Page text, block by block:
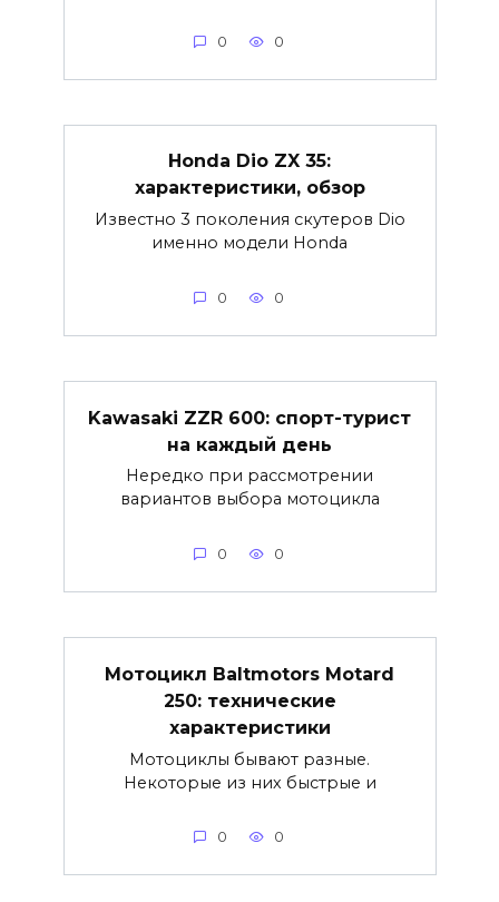
0 0
Honda Dio ZX 35:
характеристики, обзор
Известно 3 поколения скутеров Dio
именно модели Honda
0 0
Kawasaki ZZR 600: спорт-турист
на каждый день
Нередко при рассмотрении
вариантов выбора мотоцикла
0 0
Мотоцикл Baltmotors Motard
250: технические
характеристики
Мотоциклы бывают разные.
Некоторые из них быстрые и
0 0